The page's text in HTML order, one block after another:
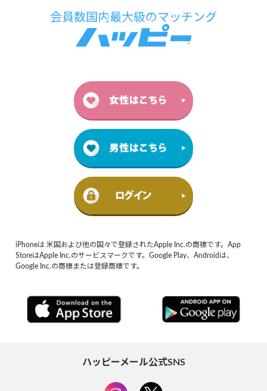
iPhoneは 米国および他の国々で登録されたApple Inc.の商標です。App
StoreはApple Inc.のサービスマークです。Google Play、Androidは、
Google Inc.の商標または登録商標です。
ハッピーメール公式SNS